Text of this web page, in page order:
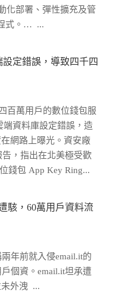
化部署、彈性擴充及管
式。… ...
定錯誤，導致四千四
百萬用戶的數位錢包服
資料庫設定錯誤，造
網路上曝光。資安廠
，指出在北美極受歡
錢包 App Key Ring...
駭，60萬用戶資料流
年前就入侵email.it的
個資。email.it坦承遭
未外洩 ...